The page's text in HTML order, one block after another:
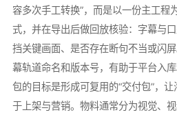
容多次手工转换”，而是以一份主工程
式，并在导出后做回放核验：字幕与
挡关键画面、是否存在断句不当或闪
幕轨道命名和版本号，有助于平台入
包的目标是形成可复用的“交付包”，
于上架与营销。物料通常分为视觉、